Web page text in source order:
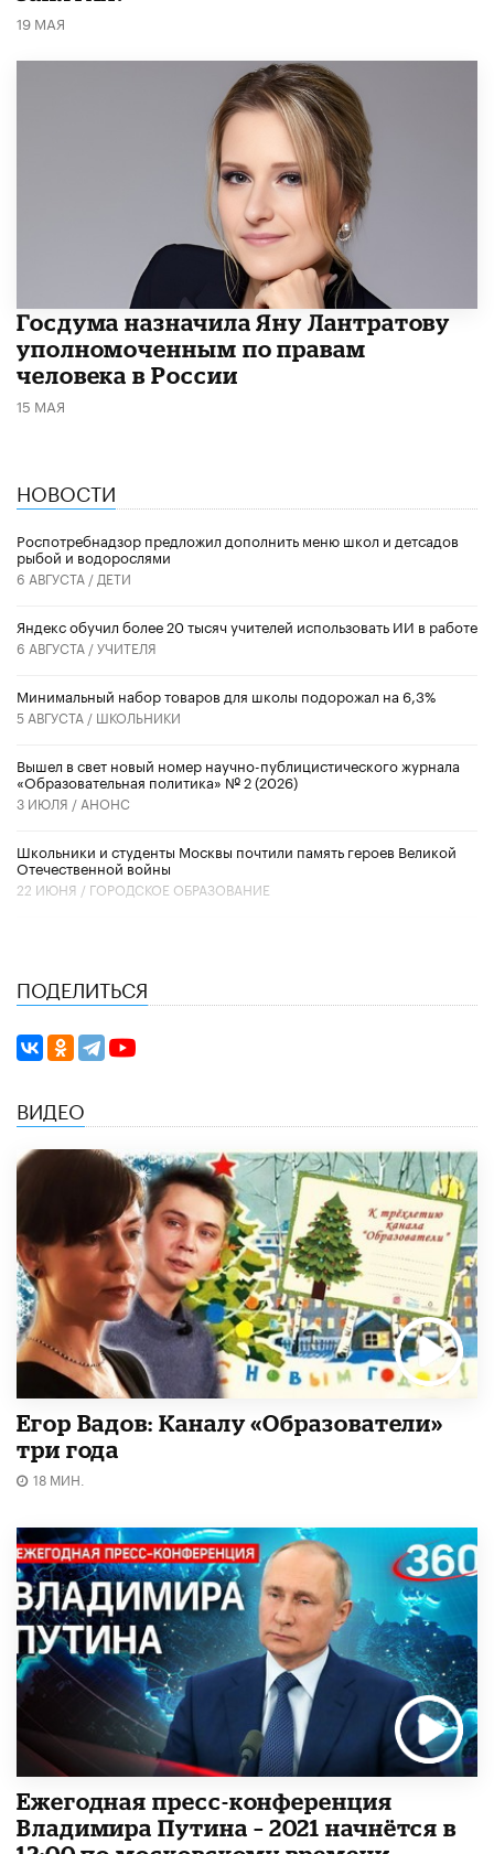
19 МАЯ
Госдума назначила Яну Лантратову
уполномоченным по правам
человека в России
15 МАЯ
НОВОСТИ
Роспотребнадзор предложил дополнить меню школ и детсадов
рыбой и водорослями
6 АВГУСТА / ДЕТИ
​Яндекс обучил более 20 тысяч учителей использовать ИИ в работе
6 АВГУСТА /УЧИТЕЛЯ
Минимальный набор товаров для школы подорожал на 6,3%
5 АВГУСТА / ШКОЛЬНИКИ
Вышел в свет новый номер научно-публицистического журнала
«Образовательная политика» № 2 (2026)
3 ИЮЛЯ / АНОНС
Школьники и студенты Москвы почтили память героев Великой
Отечественной войны
22 ИЮНЯ / ГОРОДСКОЕ ОБРАЗОВАНИЕ
ПОДЕЛИТЬСЯ
ВИДЕО
Егор Вадов: Каналу «Образователи»
три года
18 МИН.
Ежегодная пресс-конференция
Владимира Путина – 2021 начнётся в